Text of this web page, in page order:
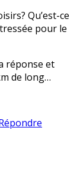
Qu’est-ce
pour le
réponse et
de long…